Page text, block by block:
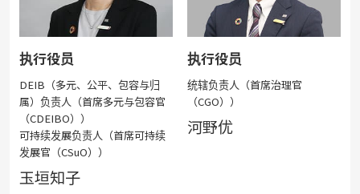
执行役员
DEIB（多元、公平、包容与归
属）负责人（首席多元与包容官
（CDEIBO））
可持续发展负责人（首席可持续
发展官（CSuO））
玉垣知子
执行役员
统辖负责人（首席治理官
（CGO））
河野优